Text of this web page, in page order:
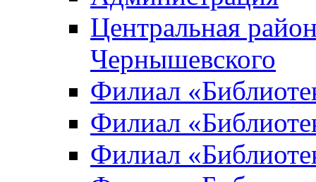
Центральная
Чернышевского
Филиал
Филиал
Филиал